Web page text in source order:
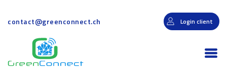
contenu
contact@greenconnect.ch Login client